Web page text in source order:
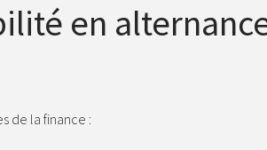
en
de la finance :